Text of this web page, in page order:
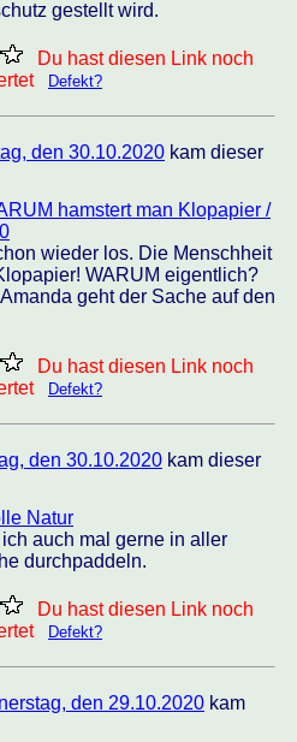
gestellt wird.
Du hast diesen Link noch
Defekt?
den 30.10.2020 kam dieser
hamstert man Klopapier /
wieder los. Die Menschheit
WARUM eigentlich?
geht der Sache auf den
Du hast diesen Link noch
Defekt?
den 30.10.2020 kam dieser
Natur
auch mal gerne in aller
durchpaddeln.
Du hast diesen Link noch
Defekt?
den 29.10.2020 kam